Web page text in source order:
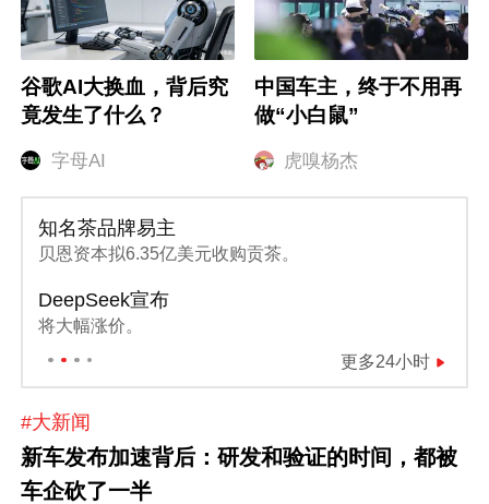
谷歌AI大换血，背后究
竟发生了什么？
字母AI
中国车主，终于不用再
做“小白鼠”
虎嗅杨杰
段永平减持泡泡玛特
之前曾表态“10年不卖”。
反制！
商务部对6家美国实体采取反制措施。
更多24小时
#大新闻
新车发布加速背后：研发和验证的时间，都被
车企砍了一半